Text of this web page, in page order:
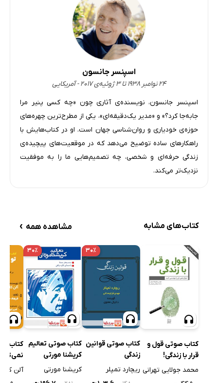
اسپنسر جانسون
۲۴ نوامبر ۱۹۳۸ تا ۳ ژوئیه‌ی ۲۰۱۷ - آمریکایی
اسپنسر جانسون، نویسنده‌ی آثاری چون «چه کسی پنیر مرا
جابه‌جا کرد؟» و «مدیر یک‌دقیقه‌ای»، یکی از مطرح‌ترین چهره‌های
حوزه‌ی خودیاری و روان‌شناسی جهان است. او در کتاب‌هایش با
راهکارهای ساده توضیح می‌دهد که در موقعیت‌های پیچیده‌ی
زندگی حرفه‌ای و شخصی، چه تصمیم‌هایی ما را به موفقیت
نزدیک‌تر می‌کند.
کتاب‌های مشابه مشاهده همه ›
کتاب صوتی قول و
قرار با زندگی!
محمد جولایی تهرانی
۳۰٪
کتاب صوتی قوانین
زندگی
ریچارد تمپلر
۳۰٪
کتاب صوتی تعالیم
کریشنا مورتی
کریشنا مورتی
کتاب
خراب
آلن